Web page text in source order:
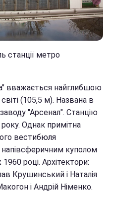
станції метро
вважається найглибшою
(105,5 м). Названа в
"Арсенал". Станцію
Однак примітна
вестибюля
напівсферичним куполом
році. Архітектори:
Крушинський і Наталія
і Андрій Німенко.